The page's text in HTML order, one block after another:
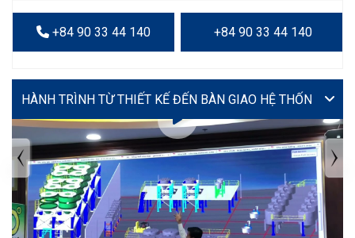
+84 90 33 44 140 +84 90 33 44 140
VIDEO
TIN TỨC MỚI NHẤT
Tuyển dụng: Nhân viên KẾ TOÁN